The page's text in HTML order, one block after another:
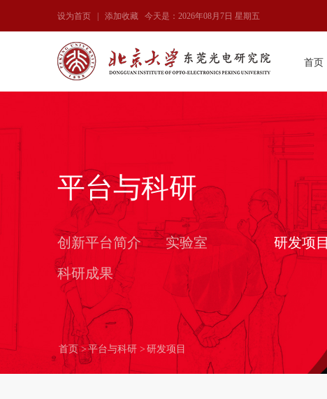
设为首页 添加收藏 今天是：2026年08月7日 星期五
首页
平台与科研
创新平台简介 实验室
研发项目
科研成果
首页>平台与科研 > 研发项目